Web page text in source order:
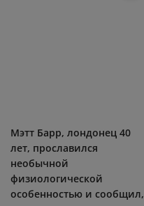
Мэтт Барр, лондонец 40
лет, прославился
необычной
физиологической
особенностью и сообщил,